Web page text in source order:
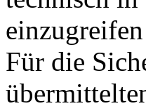
Für die